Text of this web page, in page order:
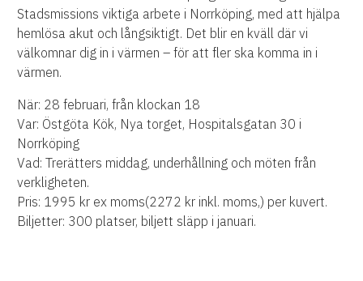
Stadsmissions viktiga arbete i Norrköping, med att hjälpa
hemlösa akut och långsiktigt. Det blir en kväll där vi
välkomnar dig in i värmen – för att fler ska komma in i
värmen.
När: 28 februari, från klockan 18
Var: Östgöta Kök, Nya torget, Hospitalsgatan 30 i
Norrköping
Vad: Trerätters middag, underhållning och möten från
verkligheten.
Pris: 1995 kr ex moms(2272 kr inkl. moms,) per kuvert.
Biljetter: 300 platser, biljett släpp i januari.